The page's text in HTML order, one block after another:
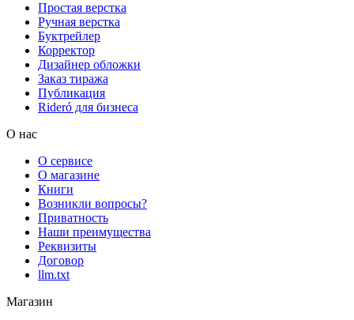
Простая верстка
Ручная верстка
Буктрейлер
Корректор
Дизайнер обложки
Заказ тиража
Публикация
Rideró для бизнеса
О нас
О сервисе
О магазине
Книги
Возникли вопросы?
Приватность
Наши преимущества
Реквизиты
Договор
llm.txt
Магазин